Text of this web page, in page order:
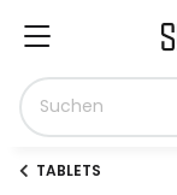
TABLETS